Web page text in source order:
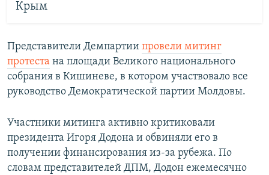
Крым
Представители Демпартии провели митинг
протеста на площади Великого национального
собрания в Кишиневе, в котором участвовало все
руководство Демократической партии Молдовы.
Участники митинга активно критиковали
президента Игоря Додона и обвиняли его в
получении финансирования из-за рубежа. По
словам представителей ДПМ, Додон ежемесячно